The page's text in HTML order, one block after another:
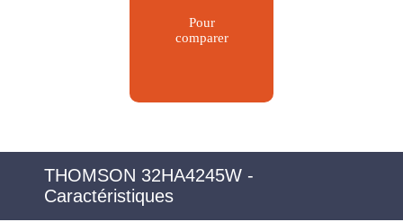
Pour
comparer
THOMSON 32HA4245W -
Caractéristiques